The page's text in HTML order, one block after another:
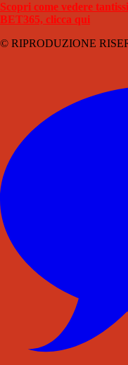
Scopri come vedere
BET365, clicca qui
© RIPRODUZIONE